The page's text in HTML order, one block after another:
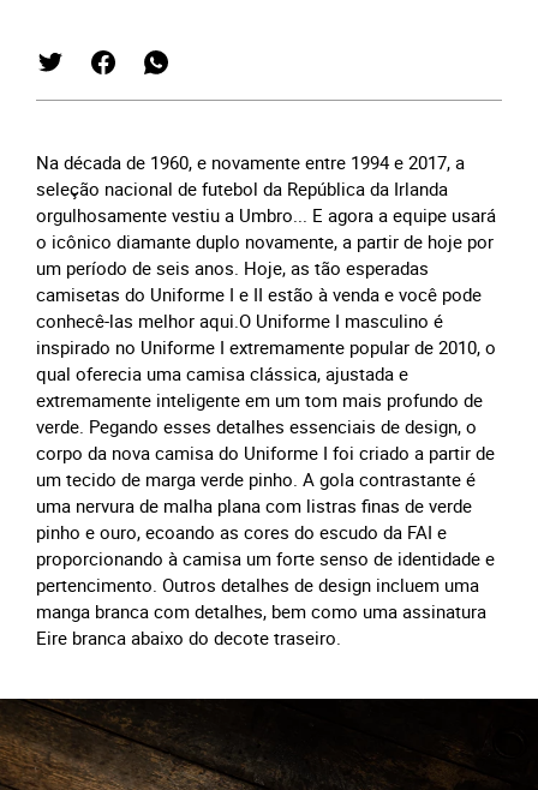
Na década de 1960, e novamente entre 1994 e 2017, a
seleção nacional de futebol da República da Irlanda
orgulhosamente vestiu a Umbro... E agora a equipe usará
o icônico diamante duplo novamente, a partir de hoje por
um período de seis anos. Hoje, as tão esperadas
camisetas do Uniforme I e II estão à venda e você pode
conhecê-las melhor aqui.O Uniforme I masculino é
inspirado no Uniforme I extremamente popular de 2010, o
qual oferecia uma camisa clássica, ajustada e
extremamente inteligente em um tom mais profundo de
verde. Pegando esses detalhes essenciais de design, o
corpo da nova camisa do Uniforme I foi criado a partir de
um tecido de marga verde pinho. A gola contrastante é
uma nervura de malha plana com listras finas de verde
pinho e ouro, ecoando as cores do escudo da FAI e
proporcionando à camisa um forte senso de identidade e
pertencimento. Outros detalhes de design incluem uma
manga branca com detalhes, bem como uma assinatura
Eire branca abaixo do decote traseiro.